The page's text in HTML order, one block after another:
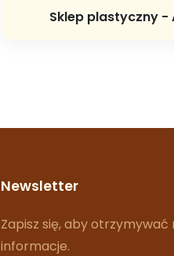
Sklep plastyczny -
Newsletter
Zapisz się, aby otrzymywać
informacje.